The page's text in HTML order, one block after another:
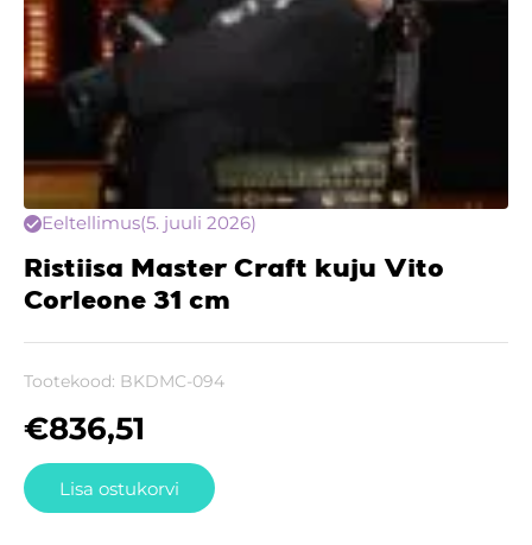
Eeltellimus(5. juuli 2026)
Ristiisa Master Craft kuju Vito
Corleone 31 cm
Tootekood: BKDMC-094
€836,51
Lisa ostukorvi